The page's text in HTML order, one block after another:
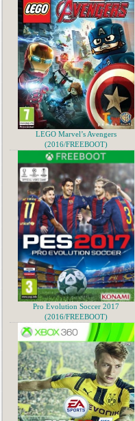
LEGO Marvel’s Avengers
(2016/FREEBOOT)
Pro Evolution Soccer 2017
(2016/FREEBOOT)